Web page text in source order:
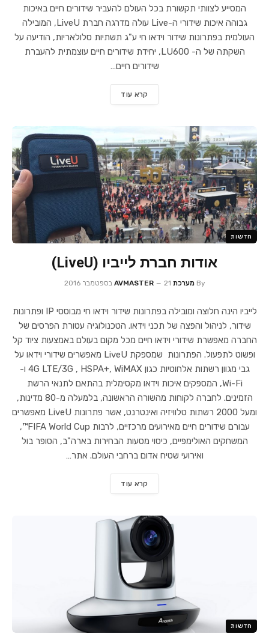
המסייע לצוותי תקשורת בכל העולם להעביר שידורים חיים באיכות
גבוהה איכות שידורי ה-Live עולה מדרגה חברת LiveU, המובילה
העולמית בפתרונות שידור וידאו חי ע"ג תשתיות סלולאריות, הודיעה על
השקתה של ה- LU600, יחידת שידורים חיים עוצמתית להעברת
שידורים חיים…
קרא עוד
חדשות
אודות חברת לייביו (LiveU)
By מערכת AVMASTER 21 בספטמבר 2016
לייביו הינה חלוצה ומובילה בפתרונות שידור וידאו חי מבוססי IP ופתרונות
שידור, לניהול והפצה של תכני וידאו. הטכנולוגיה עטורת הפרסים של
החברה מאפשרת שידורי וידאו חיים מכל מקום בעולם באמצעות ציוד קל
ופשוט לתפעול. הפתרונות שמספקת LiveU מאפשרים שידורי וידאו על
גבי מגוון רשתות אלחוטיות כגון 4G LTE/3G , HSPA+, WiMAX ו-
Wi-Fi, המספקים איכות וידאו מקסימלית בהתאם לתנאי הרשת
הזמינים. לחברה לקוחות מהשורה הראשונה, בלמעלה מ-80 מדינות,
ומעל 2000 רשתות טלוויזיה ואינטרנט, אשר פתרונות LiveU מאפשרים
עבורם שידורים חיים מאירועים מרכזיים, לרבות FIFA World Cup™,
המשחקים האולימפיים, כיסוי מסעות הבחירות בארה"ב, הסופר בול
ואירועי שטיח אדום ברחבי העולם. אתר…
קרא עוד
חדשות